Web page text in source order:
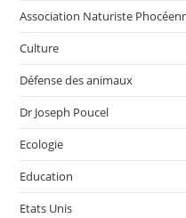
Association Naturiste
Culture
Défense des animaux
Dr Joseph Poucel
Ecologie
Education
Etats Unis